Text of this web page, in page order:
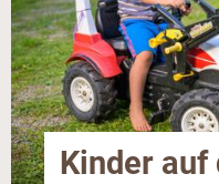
Kinder auf